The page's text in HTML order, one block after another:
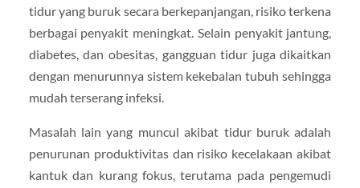
tidur yang buruk secara berkepanjangan, risiko terkena
berbagai penyakit meningkat. Selain penyakit jantung,
diabetes, dan obesitas, gangguan tidur juga dikaitkan
dengan menurunnya sistem kekebalan tubuh sehingga
mudah terserang infeksi.
Masalah lain yang muncul akibat tidur buruk adalah
penurunan produktivitas dan risiko kecelakaan akibat
kantuk dan kurang fokus, terutama pada pengemudi